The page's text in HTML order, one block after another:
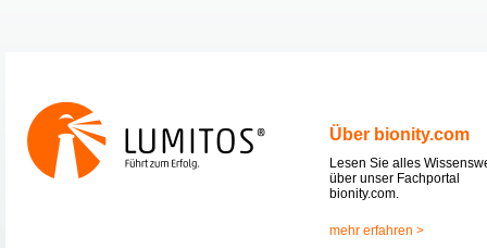
Über bionity.com
Lesen Sie alles
über unser Fachportal
bionity.com.
mehr erfahren >